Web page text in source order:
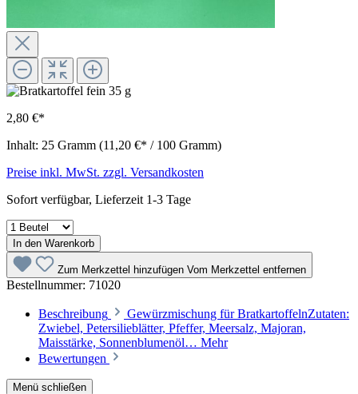
2,80 €*
Inhalt: 25 Gramm (11,20 €* / 100 Gramm)
Preise inkl. MwSt. zzgl. Versandkosten
Sofort verfügbar, Lieferzeit 1-3 Tage
In den Warenkorb
Zum Merkzettel hinzufügen Vom Merkzettel entfernen
Bestellnummer: 71020
Beschreibung
Gewürzmischung für BratkartoffelnZutaten:
Zwiebel, Petersilieblätter, Pfeffer, Meersalz, Majoran,
Maisstärke, Sonnenblumenöl… Mehr
Bewertungen
Menü schließen